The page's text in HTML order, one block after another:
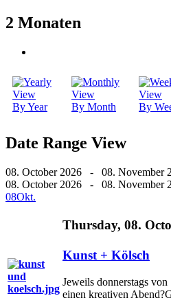
2 Monaten
By Year By Month By
Date Range View
08. October 2026 - 08. November
08. October 2026 - 08. November
08Okt.
Thursday, 08.
Kunst + Kölsch
Jeweils donnerstags
einen kreativen